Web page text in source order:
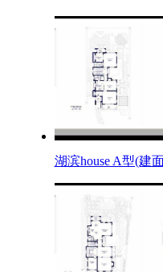
湖滨house A型(建